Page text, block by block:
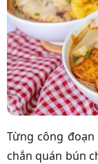
Từng công
chắn quán bún